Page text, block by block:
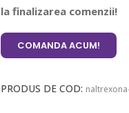
la finalizarea comenzii!
COMANDA ACUM!
PRODUS DE COD: